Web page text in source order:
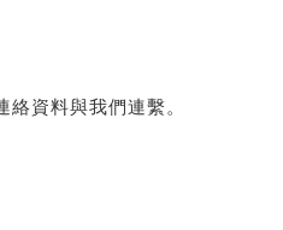
資料與我們連繫。